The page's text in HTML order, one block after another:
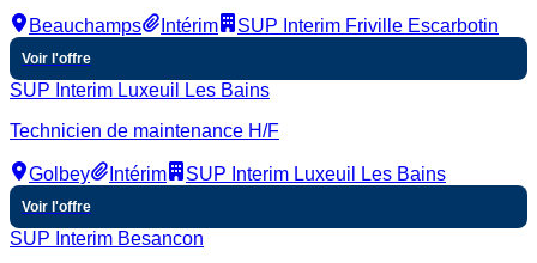
Beauchamps Intérim SUP Interim Friville Escarbotin
Voir l'offre
SUP Interim Luxeuil Les Bains
Technicien de maintenance H/F
Golbey Intérim SUP Interim Luxeuil Les Bains
Voir l'offre
SUP Interim Besancon